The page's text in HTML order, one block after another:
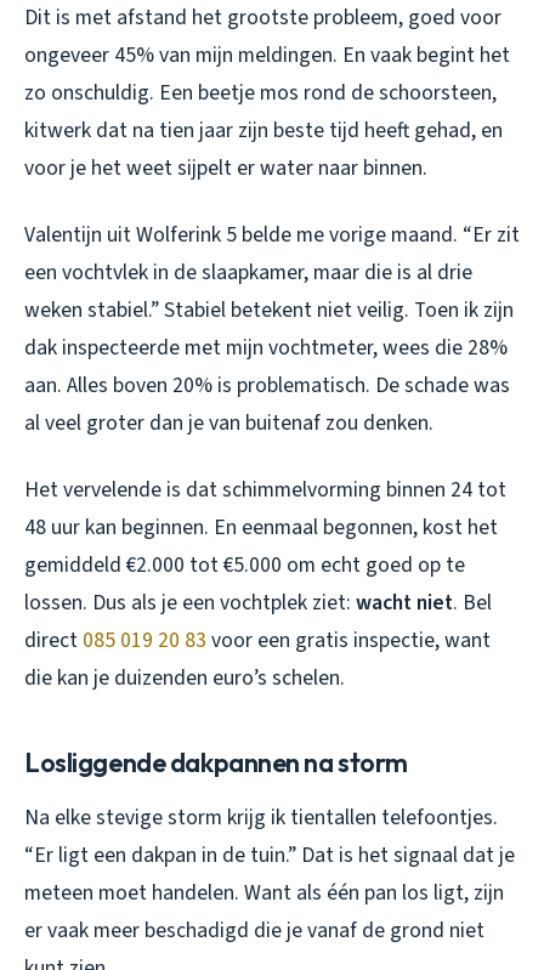
Dit is met afstand het grootste probleem, goed voor
ongeveer 45% van mijn meldingen. En vaak begint het
zo onschuldig. Een beetje mos rond de schoorsteen,
kitwerk dat na tien jaar zijn beste tijd heeft gehad, en
voor je het weet sijpelt er water naar binnen.
Valentijn uit Wolferink 5 belde me vorige maand. “Er zit
een vochtvlek in de slaapkamer, maar die is al drie
weken stabiel.” Stabiel betekent niet veilig. Toen ik zijn
dak inspecteerde met mijn vochtmeter, wees die 28%
aan. Alles boven 20% is problematisch. De schade was
al veel groter dan je van buitenaf zou denken.
Het vervelende is dat schimmelvorming binnen 24 tot
48 uur kan beginnen. En eenmaal begonnen, kost het
gemiddeld €2.000 tot €5.000 om echt goed op te
lossen. Dus als je een vochtplek ziet: wacht niet. Bel
direct 085 019 20 83 voor een gratis inspectie, want
die kan je duizenden euro’s schelen.
Losliggende dakpannen na storm
Na elke stevige storm krijg ik tientallen telefoontjes.
“Er ligt een dakpan in de tuin.” Dat is het signaal dat je
meteen moet handelen. Want als één pan los ligt, zijn
er vaak meer beschadigd die je vanaf de grond niet